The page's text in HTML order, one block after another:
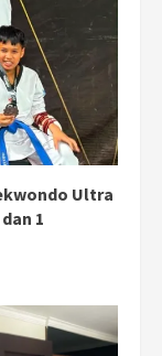
Ultra
1